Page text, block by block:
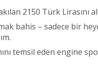
2150 Türk Lirasını
bahis – sadece bir
temsil eden engine